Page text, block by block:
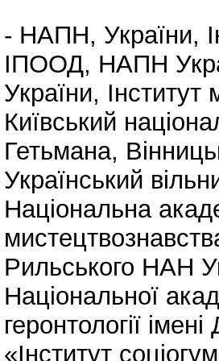
- НАПН, України,
ІПООД, НАПН
України, Інститут
Київський
Гетьмана,
Український
Національна
Рильського НАН
Національної
геронтології
«Інститут